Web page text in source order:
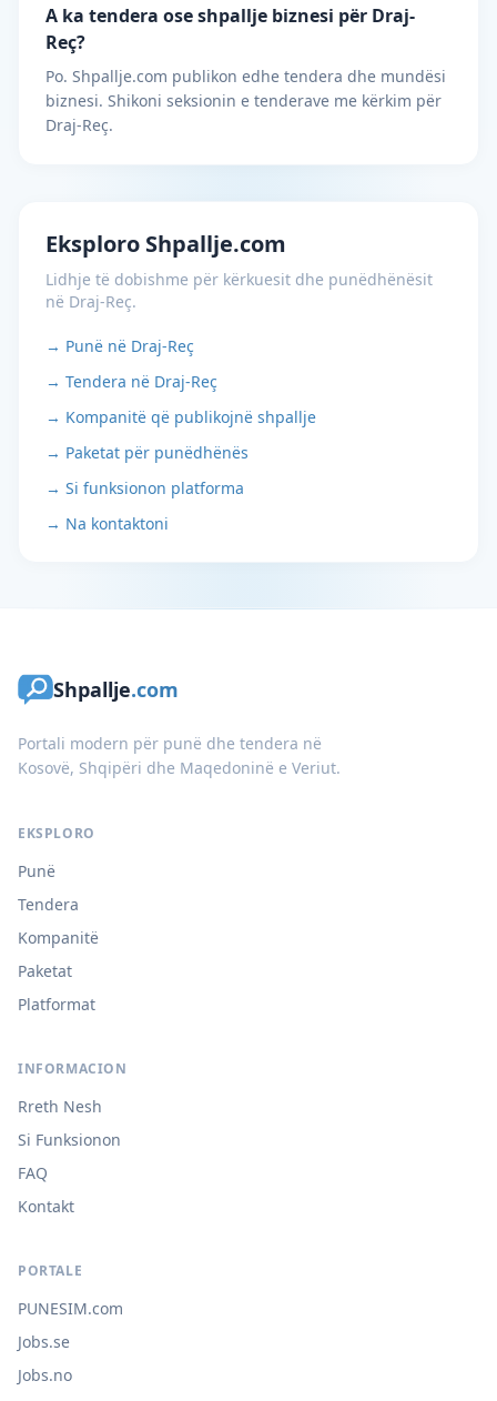
A ka tendera ose shpallje biznesi për Draj-
Reç?
Po. Shpallje.com publikon edhe tendera dhe mundësi
biznesi. Shikoni seksionin e tenderave me kërkim për
Draj-Reç.
Eksploro Shpallje.com
Lidhje të dobishme për kërkuesit dhe punëdhënësit
në Draj-Reç.
→ Punë në Draj-Reç
→ Tendera në Draj-Reç
→ Kompanitë që publikojnë shpallje
→ Paketat për punëdhënës
→ Si funksionon platforma
→ Na kontaktoni
Shpallje.com
Portali modern për punë dhe tendera në
Kosovë, Shqipëri dhe Maqedoninë e Veriut.
EKSPLORO
Punë
Tendera
Kompanitë
Paketat
Platformat
INFORMACION
Rreth Nesh
Si Funksionon
FAQ
Kontakt
PORTALE
PUNESIM.com
Jobs.se
Jobs.no